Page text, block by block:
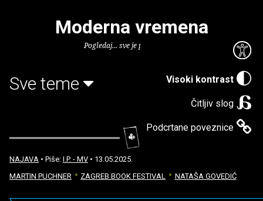
Visoki kontrast
Čitljiv slog
Podcrtane poveznice
Moderna vremena
Pogledaj... sve je puno knjiga.
Sve teme
NAJAVA • Piše: I.P. - MV • 13.05.2025.
MARTIN PUCHNER
ZAGREB BOOK FESTIVAL NATAŠA GOVEDIĆ